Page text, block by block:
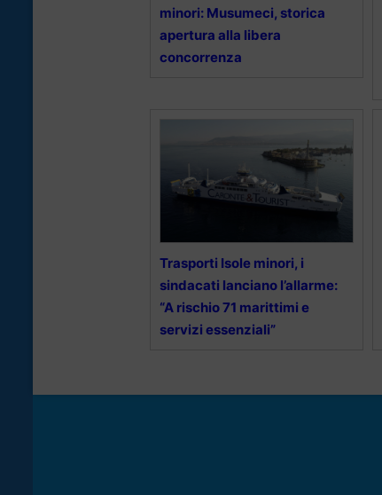
minori: Musumeci, storica
apertura alla libera
concorrenza
Trasporti Isole minori, i
sindacati lanciano l’allarme:
“A rischio 71 marittimi e
servizi essenziali”